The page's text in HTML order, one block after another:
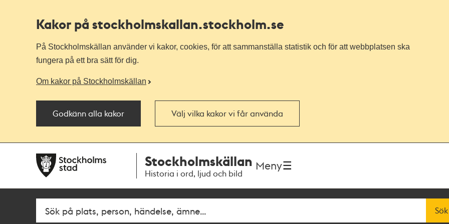
Kakor på stockholmskallan.stockholm.se
På Stockholmskällan använder vi kakor, cookies, för att sammanställa statistik och för att webbplatsen ska
fungera på ett bra sätt för dig.
Om kakor på Stockholmskällan
Godkänn alla kakor Välj vilka kakor vi får använda
navigationen
huvudinnehållet
Stockholmskällan
Historia i ord, ljud och bild
Meny
Fritextsök Sök